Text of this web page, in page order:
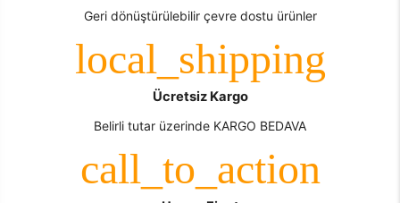
Geri dönüştürülebilir çevre dostu ürünler
Ücretsiz Kargo
Belirli tutar üzerinde KARGO BEDAVA